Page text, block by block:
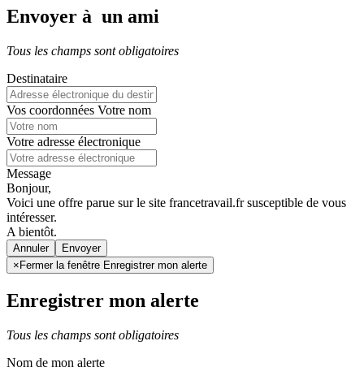
Envoyer à un ami
Tous les champs sont obligatoires
Destinataire
Vos coordonnées Votre nom
Votre adresse électronique
Message
Bonjour,
Voici une offre parue sur le site francetravail.fr susceptible de vous
intéresser.
A bientôt.
Annuler
× Fermer la fenêtre Enregistrer mon alerte
Enregistrer mon alerte
Tous les champs sont obligatoires
Nom de mon alerte